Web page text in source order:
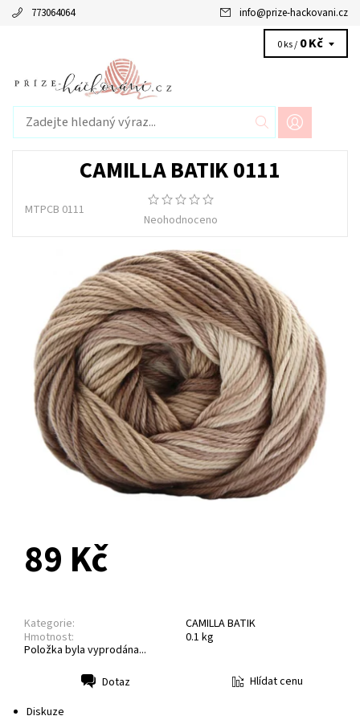
773064064 info@prize-hackovani.cz
0 ks / 0 Kč
CAMILLA BATIK 0111
MTPCB 0111
Neohodnoceno
89 Kč
Kategorie:
CAMILLA BATIK
Hmotnost:
0.1 kg
Položka byla vyprodána...
Dotaz
Hlídat cenu
Diskuze